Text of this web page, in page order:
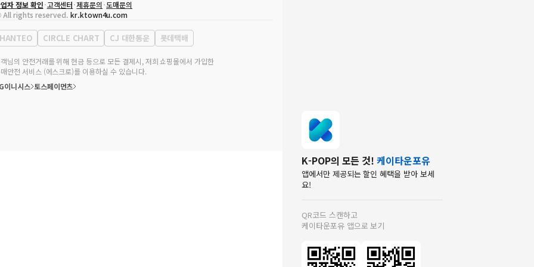
자
송효민
자등록번호
120-87-71116
판매업 신고번호 제2011-서울강남-02223
전화
02-552-9855
자 정보 확인 고객센터 제휴문의 도매문의
rights reserved. kr.ktown4u.com
HANTEO CIRCLE CHART CJ 대한통운 롯데택배
님의 안전거래를 위해 현금 등으로 모든 결제시, 저희 쇼핑몰에서 가입한
안전 서비스 (에스크로)를 이용하실 수 있습니다.
이니시스 토스페이먼츠
K-POP의 모든 것! 케이타운포유
앱에서만 제공되는 할인 혜택을 받아 보세
요!
QR코드 스캔하고
케이타운포유 앱으로 보기